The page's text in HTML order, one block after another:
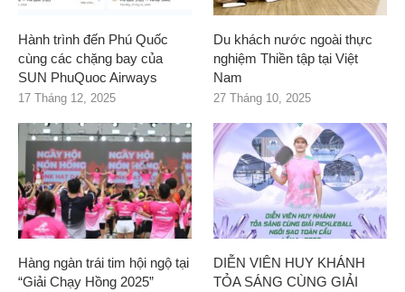
Hành trình đến Phú Quốc
cùng các chặng bay của
SUN PhuQuoc Airways
17 Tháng 12, 2025
Du khách nước ngoài thực
nghiệm Thiền tập tại Việt
Nam
27 Tháng 10, 2025
Hàng ngàn trái tim hội ngộ tại
“Giải Chạy Hồng 2025”
DIỄN VIÊN HUY KHÁNH
TỎA SÁNG CÙNG GIẢI